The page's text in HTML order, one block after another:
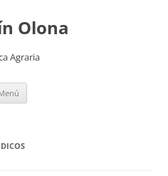
Olona
Agraria